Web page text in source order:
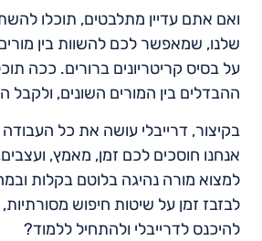
ואם אתם עדיין מתלבטים, תוכלו
שלנו, שמאפשר לכם להשוות בין
על בסיס קריטריונים ברורים. ככה
ההבדלים בין המורים השונים,
בקיצור, דרייבלי עושה את כל
אנחנו חוסכים לכם זמן, מאמץ,
למצוא מורה נהיגה בלוטם בקלות
לבזבז זמן על שיטות חיפוש
להיכנס לדרייבלי ולהתחיל ללמוד?